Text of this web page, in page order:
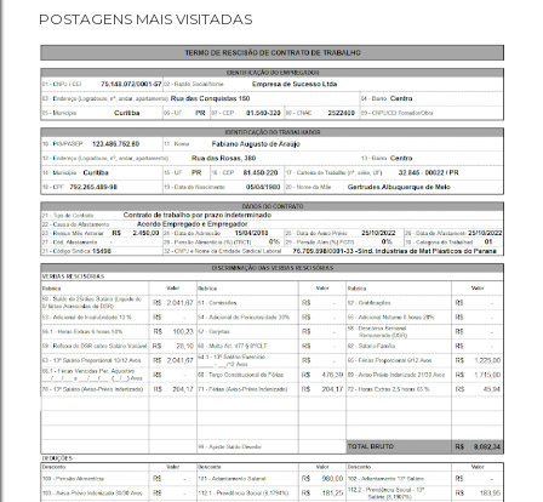
POSTAGENS MAIS VISITADAS